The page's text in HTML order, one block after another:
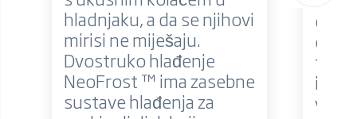
hladnjaku, a da se njihovi
mirisi ne miješaju.
Dvostruko hlađenje
NeoFrost ™ ima zasebne
sustave hlađenja za
i